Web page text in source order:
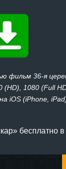
фильм 36-я
1080 (Full
iOS (iPhone,
бесплатно